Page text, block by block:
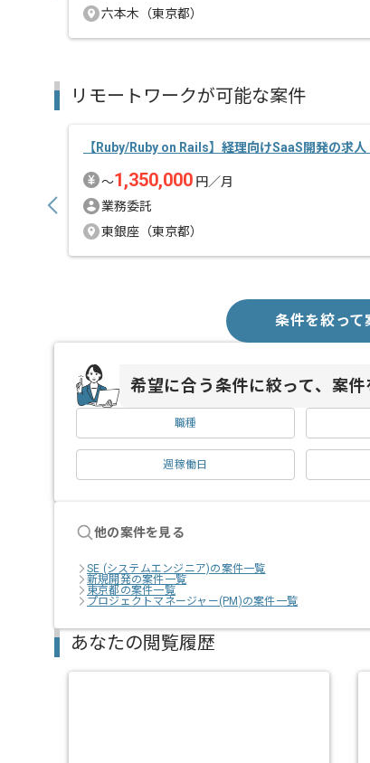
六本木（東京都）
リモートワークが可能な案件
【Ruby/Ruby on Rails】経理向けSaaS開発の求
〜1,350,000 円／月
業務委託
東銀座（東京都）
条件を絞って
希望に合う条件に絞って、案件
職種
週稼働日
他の案件を見る
SE (システムエンジニア)の案件一覧
新規開発の案件一覧
東京都の案件一覧
プロジェクトマネージャー(PM)の案件一覧
あなたの閲覧履歴